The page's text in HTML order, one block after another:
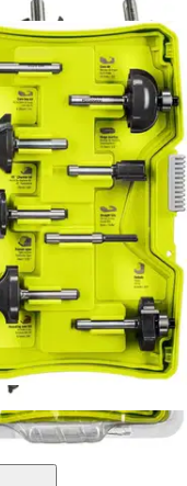
tilauksille
tai
tuotteita.